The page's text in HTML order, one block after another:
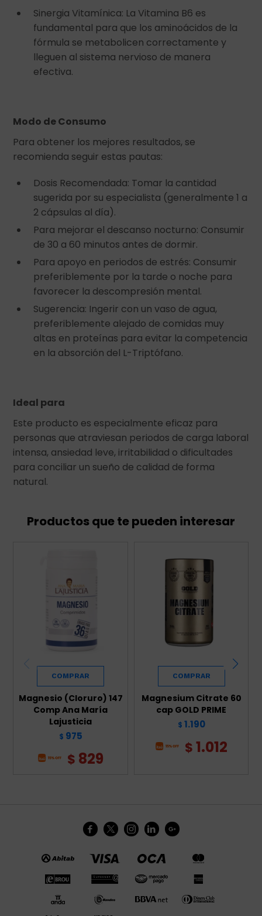
Sinergia Vitamínica: La Vitamina B6 es
fundamental para que los aminoácidos de la
fórmula se metabolicen correctamente y
lleguen al sistema nervioso de manera
efectiva.
Modo de Consumo
Para obtener los mejores resultados, se
recomienda seguir estas pautas:
Dosis Recomendada: Tomar la cantidad
sugerida por su especialista (generalmente 1 a
2 cápsulas al día).
Para mejorar el descanso nocturno: Consumir
de 30 a 60 minutos antes de dormir.
Para apoyo en periodos de estrés: Consumir
preferiblemente por la tarde o noche para
favorecer la descompresión mental.
Sugerencia: Ingerir con un vaso de agua,
preferiblemente alejado de comidas muy
altas en proteínas para evitar la competencia
en la absorción del L-Triptófano.
Ideal para
Este producto es especialmente eficaz para
personas que atraviesan periodos de carga laboral
intensa, ansiedad leve, irritabilidad o dificultades
para conciliar un sueño de calidad de forma
natural.
Productos que te pueden interesar
Magnesio (Cloruro) 147
Comp Ana María
Lajusticia
$ 975
$ 829
Magnesium Citrate 60
cap GOLD PRIME
$ 1.190
$1.012
    